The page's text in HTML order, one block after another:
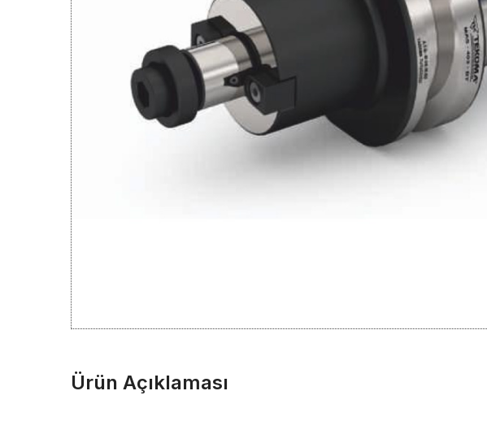
Ürün Açıklaması